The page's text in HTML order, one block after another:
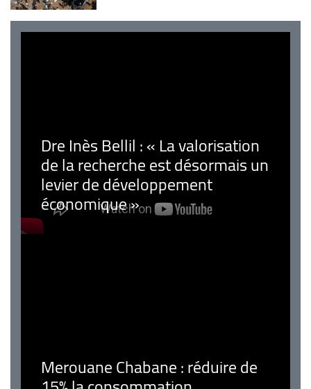
Dre Inès Bellil : « La valorisation
de la recherche est désormais un
levier de développement
économique »
Merouane Chabane : réduire de